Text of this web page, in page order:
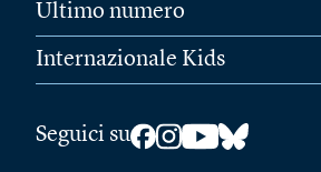
Ultimo numero
Internazionale Kids
Seguici su